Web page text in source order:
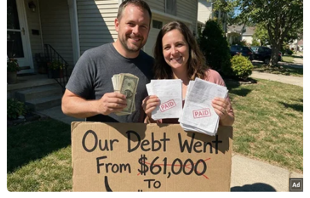
Quảng Ninh: Thu hút du lịch tàu biển từ
lợi thế hạ tầng, cảnh quan
10/06/2025 08:24
Theo thông tin từ Sở Văn hóa, Thể thao và Du lịch
Quảng Ninh, từ đầu năm đến nay, Quảng Ninh đón 35
chuyến tàu biển quốc tế, mang theo gần 50.000 khách
du lịch tàu biển, tăng 25% so với cùng kỳ.